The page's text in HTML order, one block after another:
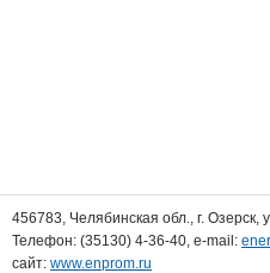
456783, Челябинская обл., г. Озерск,
Телефон: (35130) 4-36-40, e-mail:
сайт: www.enprom.ru